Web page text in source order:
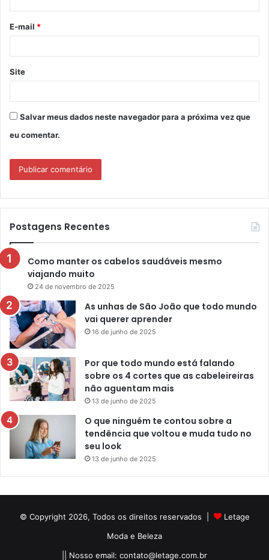
*
E-mail *
Site
Salvar meus dados neste navegador para a próxima vez que
eu comentar.
Postagens Recentes
Como manter os cabelos saudáveis mesmo
viajando muito
24 de novembro de 2025
As unhas de São João que todo mundo
vai querer aprender
16 de junho de 2025
Por que todo mundo está falando
sobre os 4 cortes que as cabeleireiras
não aguentam mais
13 de junho de 2025
O que ninguém te contou sobre a
tendência que voltou e muda tudo no
seu look
13 de junho de 2025
© Copyright 2026, Todos os direitos reservados |
Letage
Moda e Beleza
|| Nosso email: contato@letage.com.br